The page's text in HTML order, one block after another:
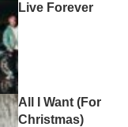
Live Forever
All I Want (For
Christmas)